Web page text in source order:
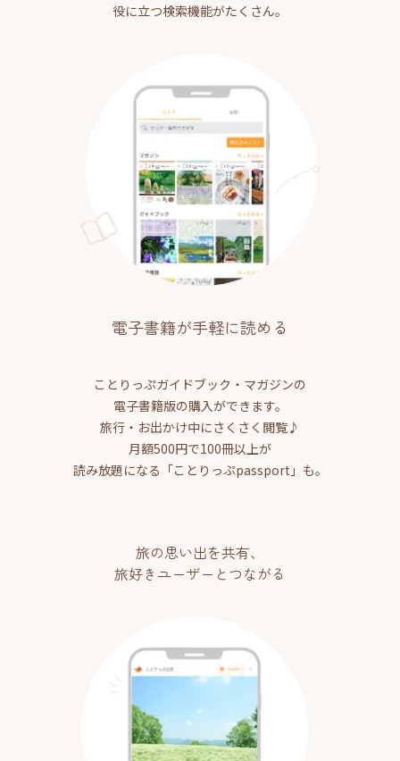
役に立つ検索機能がたくさん。
電子書籍が手軽に読める
ことりっぷガイドブック・マガジンの
電子書籍版の購入ができます。
旅行・お出かけ中にさくさく閲覧♪
月額500円で100冊以上が
読み放題になる「ことりっぷpassport」も。
旅の思い出を共有、
旅好きユーザーとつながる